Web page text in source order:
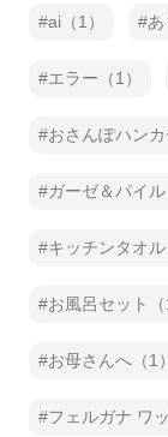
ai（1） あ
エラー（1）
おさんぽハンカ
ガーゼ＆パイル
キッチンタオル
お風呂セット（
お母さんへ（1）
フェルガナ ワ